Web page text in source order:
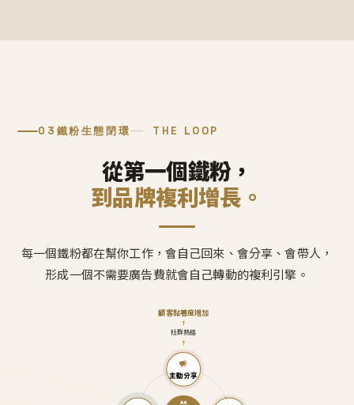
03 鐵粉生態閉環 THE LOOP
從第一個鐵粉，
到品牌複利增長。
每一個鐵粉都在幫你工作，會自己回來、會分享、會帶人，
形成一個不需要廣告費就會自己轉動的複利引擎。
主動分享
↑
社群熱絡
↑
顧客黏著度增加